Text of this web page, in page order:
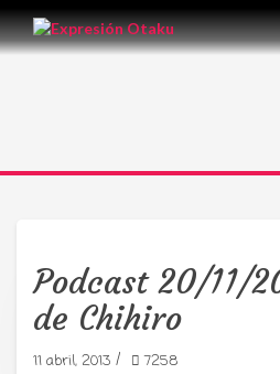
Tu radio y podcast
anime y cultura
Podcast 20/11/
de Chihiro
11 abril, 2013 / 7258